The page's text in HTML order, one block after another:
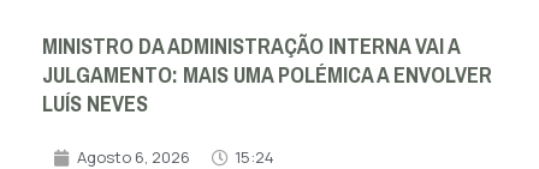
MINISTRO DA ADMINISTRAÇÃO INTERNA VAI A
JULGAMENTO: MAIS UMA POLÉMICA A ENVOLVER
LUÍS NEVES
Agosto 6, 2026 15:24